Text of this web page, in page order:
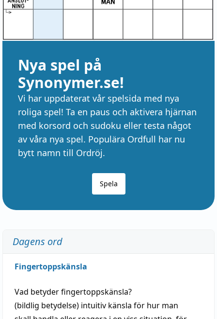
Nya spel på
Synonymer.se!
Vi har uppdaterat vår spelsida med nya
roliga spel! Ta en paus och aktivera hjärnan
med korsord och sudoku eller testa något
av våra nya spel. Populära Ordfull har nu
bytt namn till Ordröj.
Spela
Dagens ord
Fingertoppskänsla
Vad betyderfingertoppskänsla?
(bildlig betydelse) intuitiv känsla för hur man